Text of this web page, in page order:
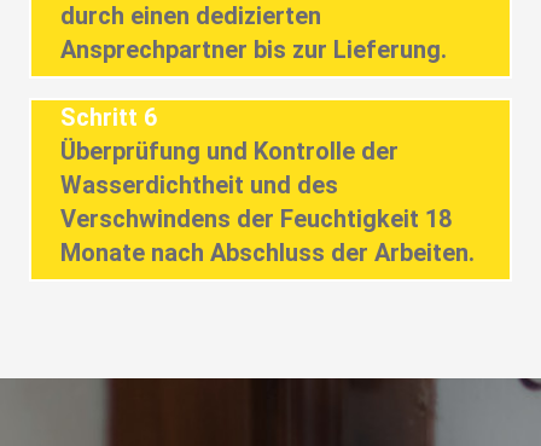
durch einen dedizierten
Ansprechpartner bis zur Lieferung.
Schritt 6
Überprüfung und Kontrolle der
Wasserdichtheit und des
Verschwindens der Feuchtigkeit 18
Monate nach Abschluss der Arbeiten.